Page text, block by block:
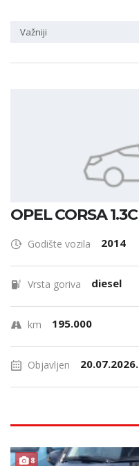
PRETRAŽI
Važniji
OPEL CORSA
Godište vozila 2014
Vrsta goriva diesel
km 195.000
Objavljen 20.07.2026.
8